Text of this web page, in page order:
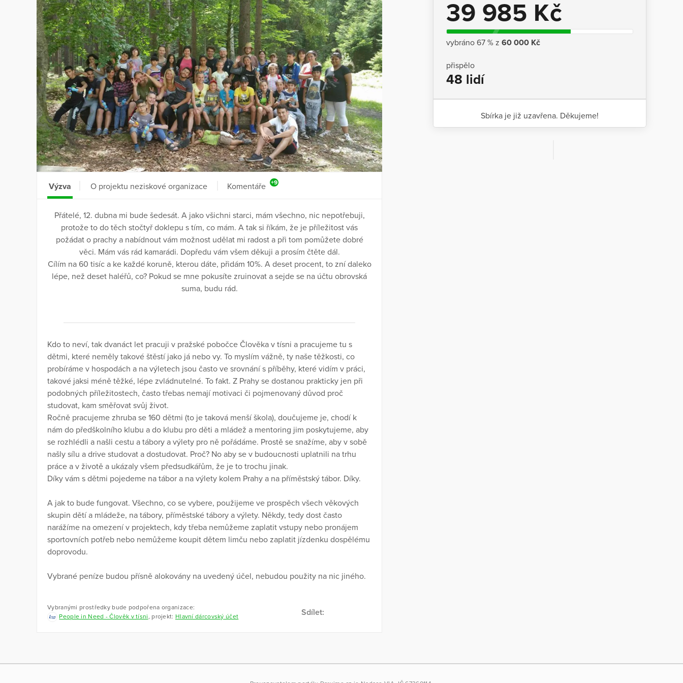
39 985 Kč
vybráno 67 % z 60 000 Kč
přispělo
48 lidí
Sbírka je již uzavřena. Děkujeme!
Výzva O projektu neziskové organizace Komentáře +9
Přátelé, 12. dubna mi bude šedesát. A jako všichni starci, mám všechno, nic nepotřebuji,
protože to do těch stočtyř doklepu s tím, co mám. A tak si říkám, že je příležitost vás
požádat o prachy a nabídnout vám možnost udělat mi radost a při tom pomůžete dobré
věci. Mám vás rád kamarádi. Dopředu vám všem děkuji a prosím čtěte dál.
Cílím na 60 tisíc a ke každé koruně, kterou dáte, přidám 10%. A deset procent, to zní daleko
lépe, než deset haléřů, co? Pokud se mne pokusíte zruinovat a sejde se na účtu obrovská
suma, budu rád.
Kdo to neví, tak dvanáct let pracuji v pražské pobočce Člověka v tísni a pracujeme tu s
dětmi, které neměly takové štěstí jako já nebo vy. To myslím vážně, ty naše těžkosti, co
probíráme v hospodách a na výletech jsou často ve srovnání s příběhy, které vidím v práci,
takové jaksi méně těžké, lépe zvládnutelné. To fakt. Z Prahy se dostanou prakticky jen při
podobných příležitostech, často třebas nemají motivaci či pojmenovaný důvod proč
studovat, kam směřovat svůj život.
Ročně pracujeme zhruba se 160 dětmi (to je taková menší škola), doučujeme je, chodí k
nám do předškolního klubu a do klubu pro děti a mládež a mentoring jim poskytujeme, aby
se rozhlédli a našli cestu a tábory a výlety pro ně pořádáme. Prostě se snažíme, aby v sobě
našly sílu a drive studovat a dostudovat. Proč? No aby se v budoucnosti uplatnili na trhu
práce a v životě a ukázaly všem předsudkářům, že je to trochu jinak.
Díky vám s dětmi pojedeme na tábor a na výlety kolem Prahy a na příměstský tábor. Díky.
A jak to bude fungovat. Všechno, co se vybere, použijeme ve prospěch všech věkových
skupin dětí a mládeže, na tábory, příměstské tábory a výlety. Někdy, tedy dost často
narážíme na omezení v projektech, kdy třeba nemůžeme zaplatit vstupy nebo pronájem
sportovních potřeb nebo nemůžeme koupit dětem limču nebo zaplatit jízdenku dospělému
doprovodu.
Vybrané peníze budou přísně alokovány na uvedený účel, nebudou použity na nic jiného.
Vybranými prostředky bude podpořena organizace:
People in Need - Člověk v tísni, projekt: Hlavní dárcovský účet Sdílet: